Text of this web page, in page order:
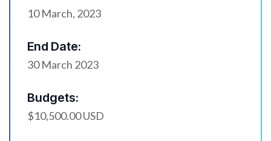
10 March, 2023
End Date:
30 March 2023
Budgets:
$10,500.00 USD